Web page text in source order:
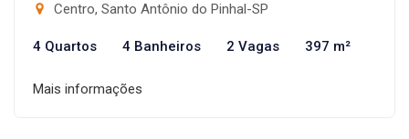
Centro, Santo Antônio do Pinhal-SP
4 Quartos 4 Banheiros 2 Vagas 397 m²
Mais informações